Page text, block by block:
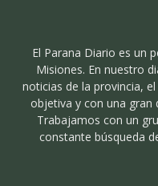
El Parana Diario es un
Misiones. En nuestro
noticias de la provincia,
objetiva y con una gran
Trabajamos con un
constante búsqueda